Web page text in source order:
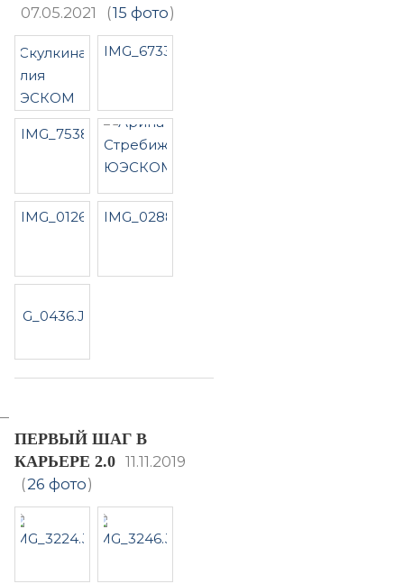
07.05.2021
(15 фото)
ПЕРВЫЙ ШАГ В
КАРЬЕРЕ 2.0 11.11.2019
(26 фото)